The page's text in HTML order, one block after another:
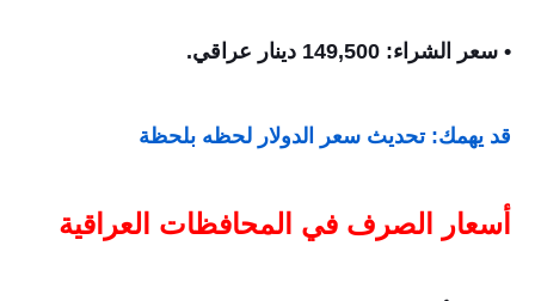
• سعر الشراء: 149,500 دينار عراقي.
قد يهمك: تحديث سعر الدولار لحظه بلحظة
أسعار الصرف في المحافظات العراقية